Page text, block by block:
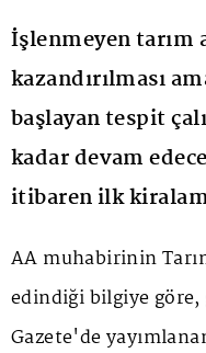
İşlenmeyen
kazandırılması
başlayan tespit
kadar devam
itibaren ilk
AA muhabirinin
edindiği bilgiye göre,
Gazete'de